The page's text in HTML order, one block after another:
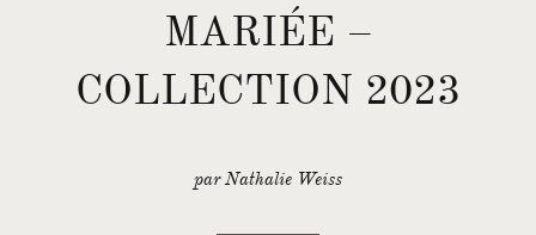
MARIÉE –
COLLECTION 2023
par Nathalie Weiss